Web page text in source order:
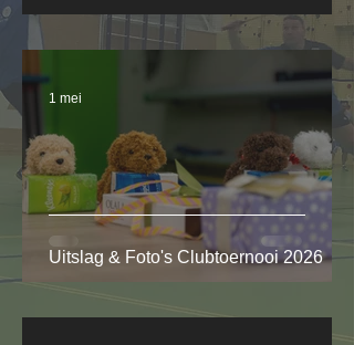
Uitslag & Foto's Clubtoernooi 2026
1 mei